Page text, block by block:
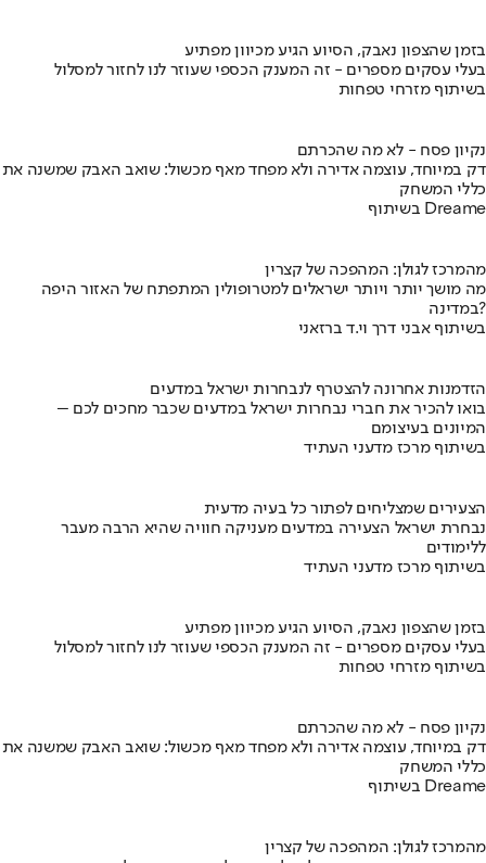
בזמן שהצפון נאבק, הסיוע הגיע מכיוון מפתיע
בעלי עסקים מספרים - זה המענק הכספי שעוזר לנו לחזור למסלול
בשיתוף מזרחי טפחות
נקיון פסח - לא מה שהכרתם
דק במיוחד, עוצמה אדירה ולא מפחד מאף מכשול: שואב האבק שמשנה את
כללי המשחק
בשיתוף Dreame
מהמרכז לגולן: המהפכה של קצרין
מה מושך יותר ויותר ישראלים למטרופולין המתפתח של האזור היפה
במדינה?
בשיתוף אבני דרך וי.ד ברזאני
הזדמנות אחרונה להצטרף לנבחרות ישראל במדעים
בואו להכיר את חברי נבחרות ישראל במדעים שכבר מחכים לכם –
המיונים בעיצומם
בשיתוף מרכז מדעני העתיד
הצעירים שמצליחים לפתור כל בעיה מדעית
נבחרת ישראל הצעירה במדעים מעניקה חוויה שהיא הרבה מעבר
ללימודים
בשיתוף מרכז מדעני העתיד
בזמן שהצפון נאבק, הסיוע הגיע מכיוון מפתיע
בעלי עסקים מספרים - זה המענק הכספי שעוזר לנו לחזור למסלול
בשיתוף מזרחי טפחות
נקיון פסח - לא מה שהכרתם
דק במיוחד, עוצמה אדירה ולא מפחד מאף מכשול: שואב האבק שמשנה את
כללי המשחק
בשיתוף Dreame
מהמרכז לגולן: המהפכה של קצרין